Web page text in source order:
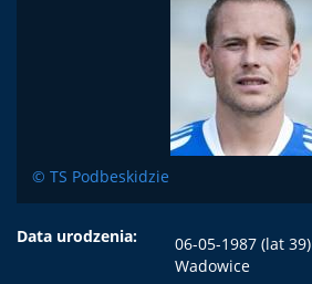
© TS Podbeskidzie
Data urodzenia:
06-05-1987 (lat 39)
Wadowice